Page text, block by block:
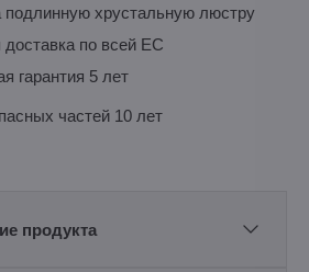
подлинную хрустальную люстру
доставка по всей ЕС
гарантия 5 лет
частей 10 лет
продукта